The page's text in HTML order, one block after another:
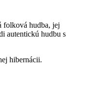
folková hudba, jej
autentickú hudbu s
hibernácii.